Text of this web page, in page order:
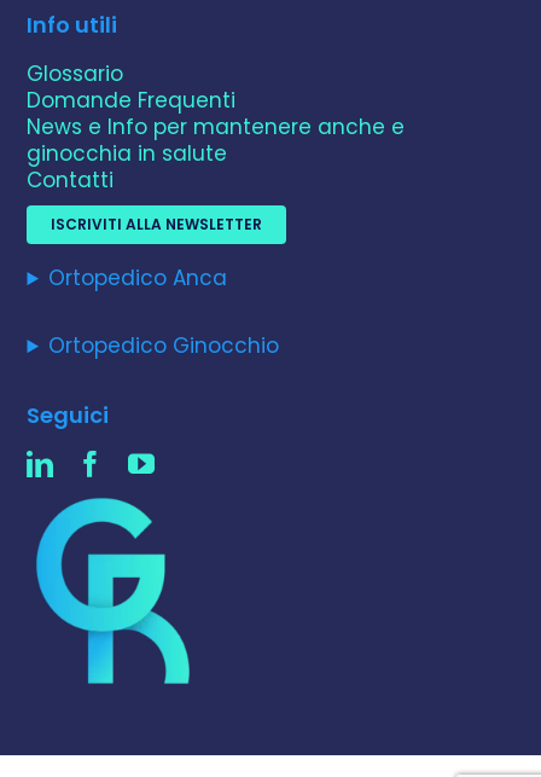
Info utili
Glossario
Domande Frequenti
News e Info per mantenere anche e
ginocchia in salute
Contatti
ISCRIVITI ALLA NEWSLETTER
Ortopedico Anca
Ortopedico Ginocchio
Seguici